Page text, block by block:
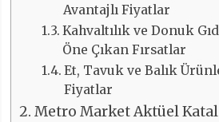
Avantajlı Fiyatlar
Kahvaltılık ve Donuk
Öne Çıkan Fırsatlar
Et, Tavuk ve Balık
Fiyatlar
Metro Market Aktüel